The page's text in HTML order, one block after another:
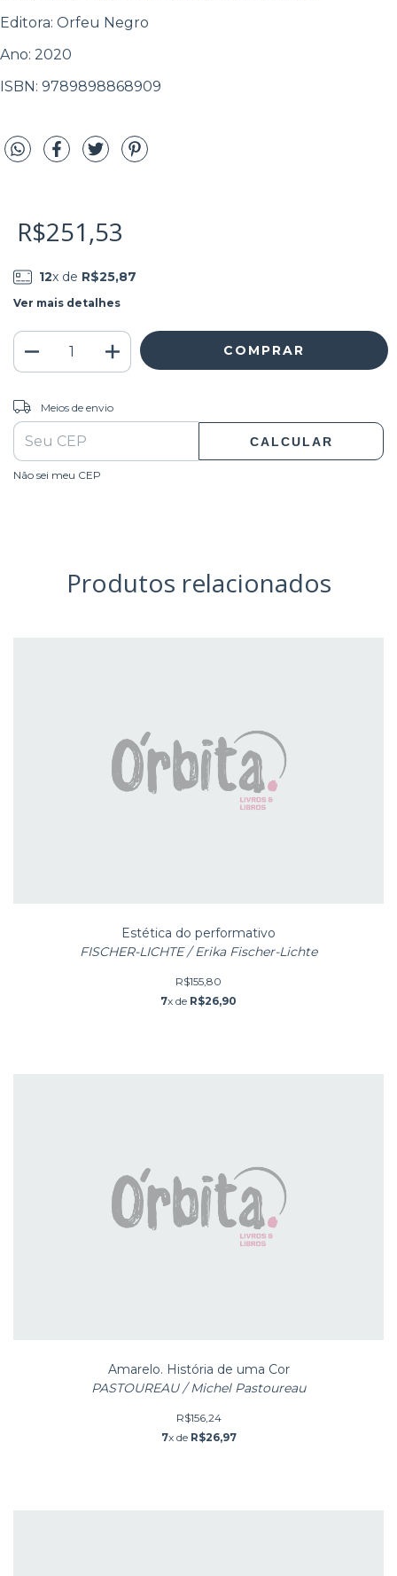
Editora: Orfeu Negro
Ano: 2020
ISBN: 9789898868909
R$251,53
12x de R$25,87
Ver mais detalhes
Entregas para o CEP:
Meios de envio
CALCULAR
Não sei meu CEP
Produtos relacionados
Estética do performativo
FISCHER-LICHTE / Erika Fischer-Lichte
R$155,80
7x de R$26,90
Amarelo. História de uma Cor
PASTOUREAU / Michel Pastoureau
R$156,24
7x de R$26,97